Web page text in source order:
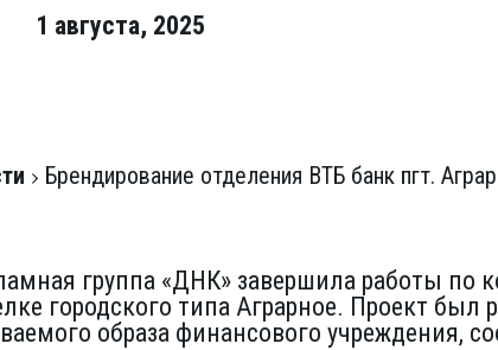
1 августа, 2025
Брендирование отделения ВТБ банк пгт.
группа «ДНК» завершила работы по
городского типа Аграрное. Проект
образа финансового учреждения,